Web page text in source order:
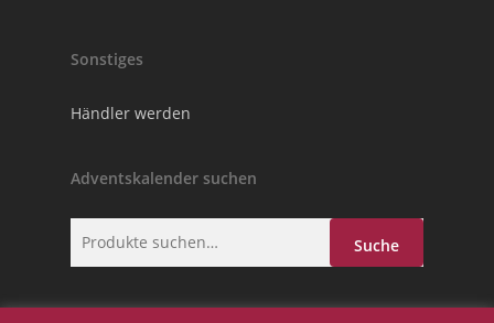
Sonstiges
Händler werden
Adventskalender suchen
Suche
Suche